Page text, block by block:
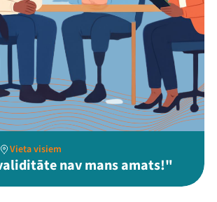
Vieta visiem
nav mans amats!"